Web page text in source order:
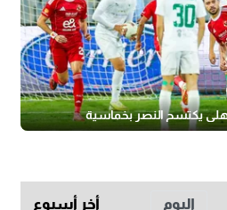
يكتسح النصر بخماسية
اليوم أخر أسبوع